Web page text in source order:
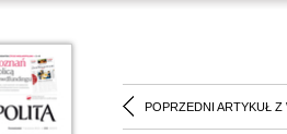
POPRZEDNI ARTYKUŁ Z